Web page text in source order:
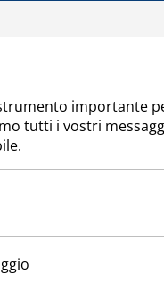
importante
tutti i vostri